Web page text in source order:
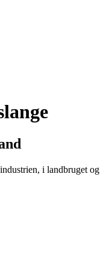
i landbruget og